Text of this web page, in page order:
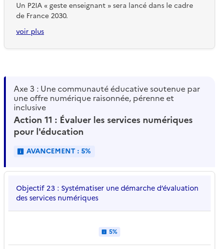
Un P2IA « geste enseignant » sera lancé dans le cadre
de France 2030.
voir plus
Axe 3 : Une communauté éducative soutenue par
une offre numérique raisonnée, pérenne et
inclusive
Action 11 : Évaluer les services numériques
pour l'éducation
AVANCEMENT : 5%
Objectif 23 : Systématiser une démarche d’évaluation
des services numériques
5%